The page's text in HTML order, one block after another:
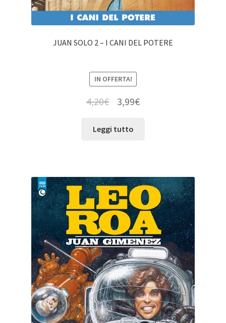
JUAN SOLO 2 – I CANI DEL POTERE
IN OFFERTA!
4,20€ 3,99€
Leggi tutto